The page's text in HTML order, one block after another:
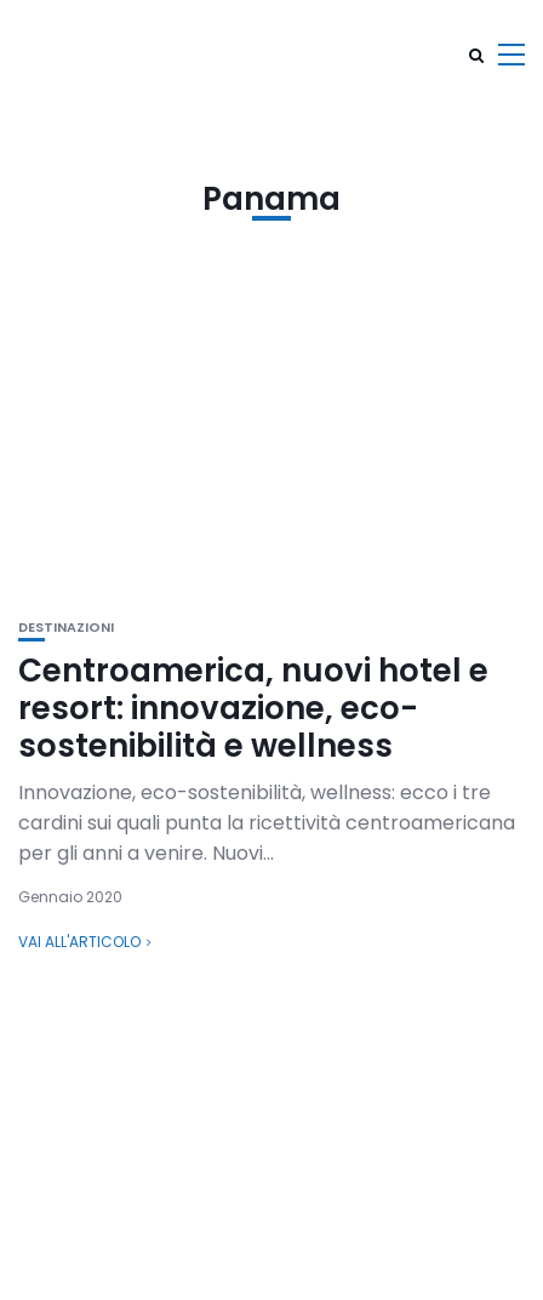
Panama
DESTINAZIONI
Centroamerica, nuovi hotel e
resort: innovazione, eco-
sostenibilità e wellness
Innovazione, eco-sostenibilità, wellness: ecco i tre
cardini sui quali punta la ricettività centroamericana
per gli anni a venire. Nuovi...
Gennaio 2020
VAI ALL'ARTICOLO